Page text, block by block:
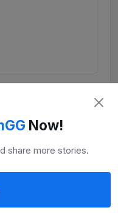
Now!
share more stories.
en Beast of
Village)